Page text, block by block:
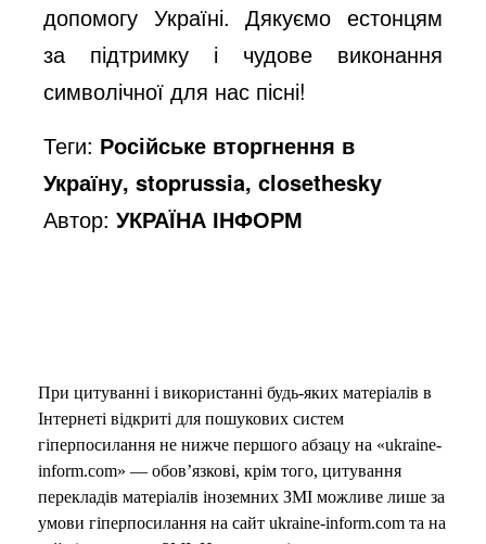
e
допомогу Україні. Дякуємо естонцям
за підтримку і чудове виконання
символічної для нас пісні!
Теги: Російське вторгнення в
Україну, stoprussia, closethesky
Автор:УКРАЇНА ІНФОРМ
При цитуванні і використанні будь-яких матеріалів в
Інтернеті відкриті для пошукових систем
гіперпосилання не нижче першого абзацу на «ukraine-
inform.com» — обов’язкові, крім того, цитування
перекладів матеріалів іноземних ЗМІ можливе лише за
умови гіперпосилання на сайт ukraine-inform.com та на